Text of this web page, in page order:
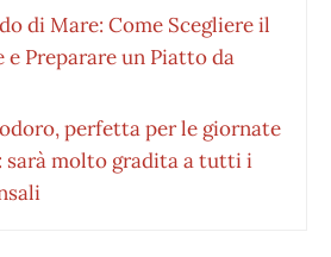
di Mare: Come Scegliere il
e Preparare un Piatto da
perfetta per le giornate
sarà molto gradita a tutti i